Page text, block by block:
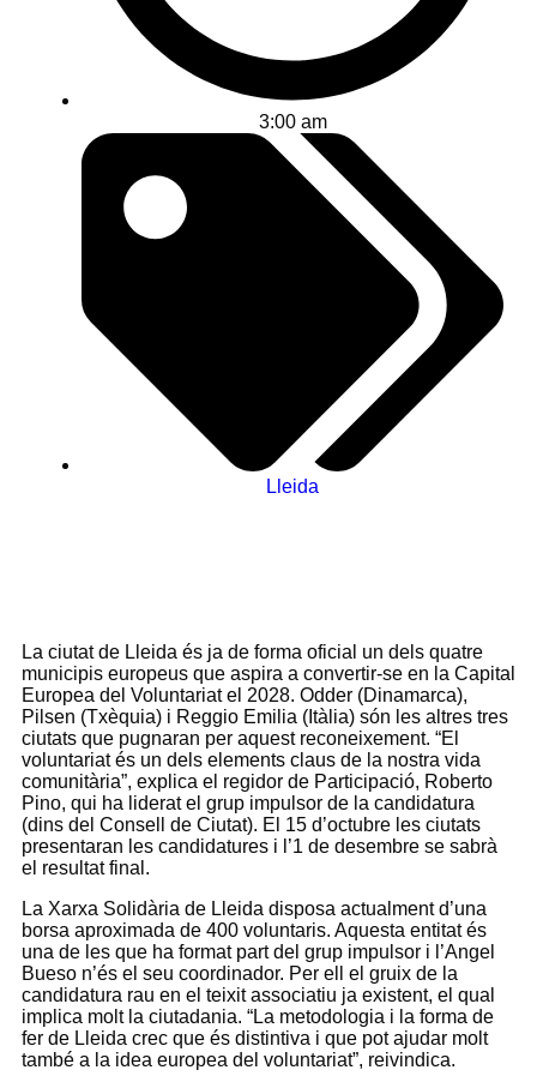
3:00 am
Lleida
La ciutat de Lleida és ja de forma oficial un dels quatre
municipis europeus que aspira a convertir-se en la Capital
Europea del Voluntariat el 2028. Odder (Dinamarca),
Pilsen (Txèquia) i Reggio Emilia (Itàlia) són les altres tres
ciutats que pugnaran per aquest reconeixement. “El
voluntariat és un dels elements claus de la nostra vida
comunitària”, explica el regidor de Participació, Roberto
Pino, qui ha liderat el grup impulsor de la candidatura
(dins del Consell de Ciutat). El 15 d’octubre les ciutats
presentaran les candidatures i l’1 de desembre se sabrà
el resultat final.
La Xarxa Solidària de Lleida disposa actualment d’una
borsa aproximada de 400 voluntaris. Aquesta entitat és
una de les que ha format part del grup impulsor i l’Angel
Bueso n’és el seu coordinador. Per ell el gruix de la
candidatura rau en el teixit associatiu ja existent, el qual
implica molt la ciutadania. “La metodologia i la forma de
fer de Lleida crec que és distintiva i que pot ajudar molt
també a la idea europea del voluntariat”, reivindica.